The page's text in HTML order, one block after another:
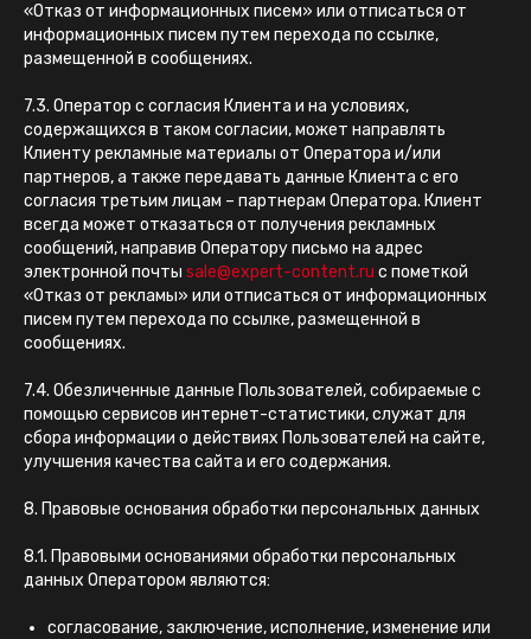
«Отказ от информационных писем» или отписаться от
информационных писем путем перехода по ссылке,
размещенной в сообщениях.
7.3. Оператор с согласия Клиента и на условиях,
содержащихся в таком согласии, может направлять
Клиенту рекламные материалы от Оператора и/или
партнеров, а также передавать данные Клиента с его
согласия третьим лицам – партнерам Оператора. Клиент
всегда может отказаться от получения рекламных
сообщений, направив Оператору письмо на адрес
электронной почты sale@expert-content.ru с пометкой
«Отказ от рекламы» или отписаться от информационных
писем путем перехода по ссылке, размещенной в
сообщениях.
7.4. Обезличенные данные Пользователей, собираемые с
помощью сервисов интернет-статистики, служат для
сбора информации о действиях Пользователей на сайте,
улучшения качества сайта и его содержания.
8. Правовые основания обработки персональных данных
8.1. Правовыми основаниями обработки персональных
данных Оператором являются:
согласование, заключение, исполнение, изменение или